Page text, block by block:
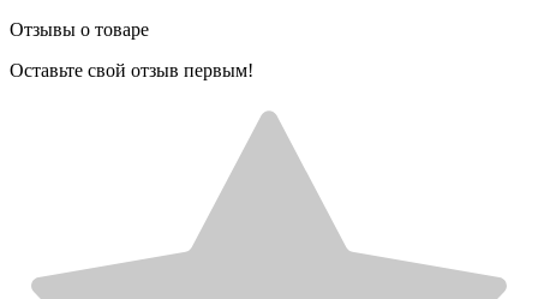
Отзывы о товаре
Оставьте свой отзыв первым!